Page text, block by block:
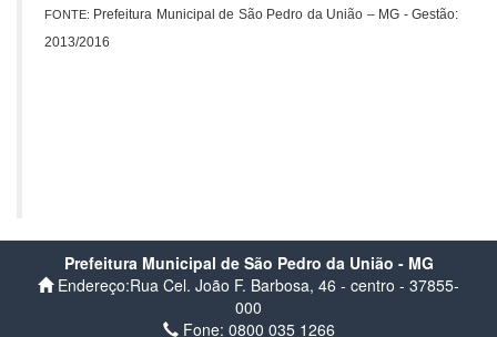
FONTE: Prefeitura Municipal de São Pedro da União – MG - Gestão:
2013/2016
Prefeitura Municipal de São Pedro da União - MG
Endereço:Rua Cel. João F. Barbosa, 46 - centro - 37855-
000
Fone: 0800 035 1266